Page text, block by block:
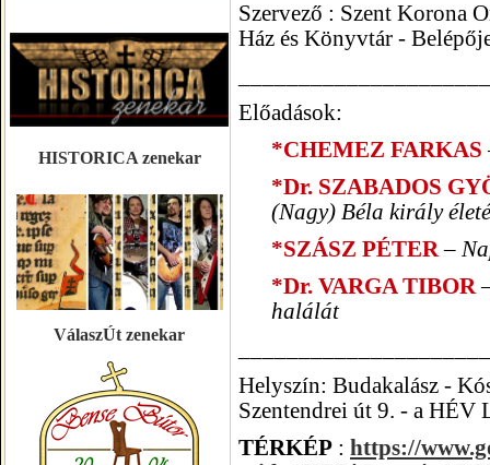
HISTORICA zenekar
VálaszÚt zenekar
Szervező : Szent Korona
Ház és Könyvtár -
Előadások:
*CHEMEZ FARKAS
*Dr. SZABADOS
(Nagy) Béla király
*SZÁSZ PÉTER –
*Dr. VARGA TIBOR
halálát
Helyszín: Budakalász -
Szentendrei út 9. - a HÉV
TÉRKÉP : https://